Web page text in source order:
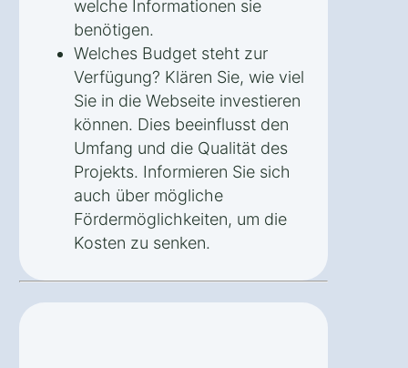
welche Informationen sie
benötigen.
Welches Budget steht zur
Verfügung? Klären Sie, wie viel
Sie in die Webseite investieren
können. Dies beeinflusst den
Umfang und die Qualität des
Projekts. Informieren Sie sich
auch über mögliche
Fördermöglichkeiten, um die
Kosten zu senken.